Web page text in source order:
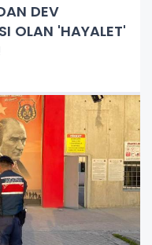
DEV
OLAN 'HAYALET'